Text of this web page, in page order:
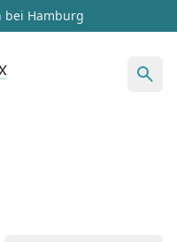
bei Hamburg